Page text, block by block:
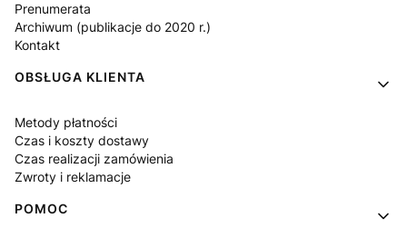
Prenumerata
Archiwum (publikacje do 2020 r.)
Kontakt
OBSŁUGA KLIENTA
Metody płatności
Czas i koszty dostawy
Czas realizacji zamówienia
Zwroty i reklamacje
POMOC